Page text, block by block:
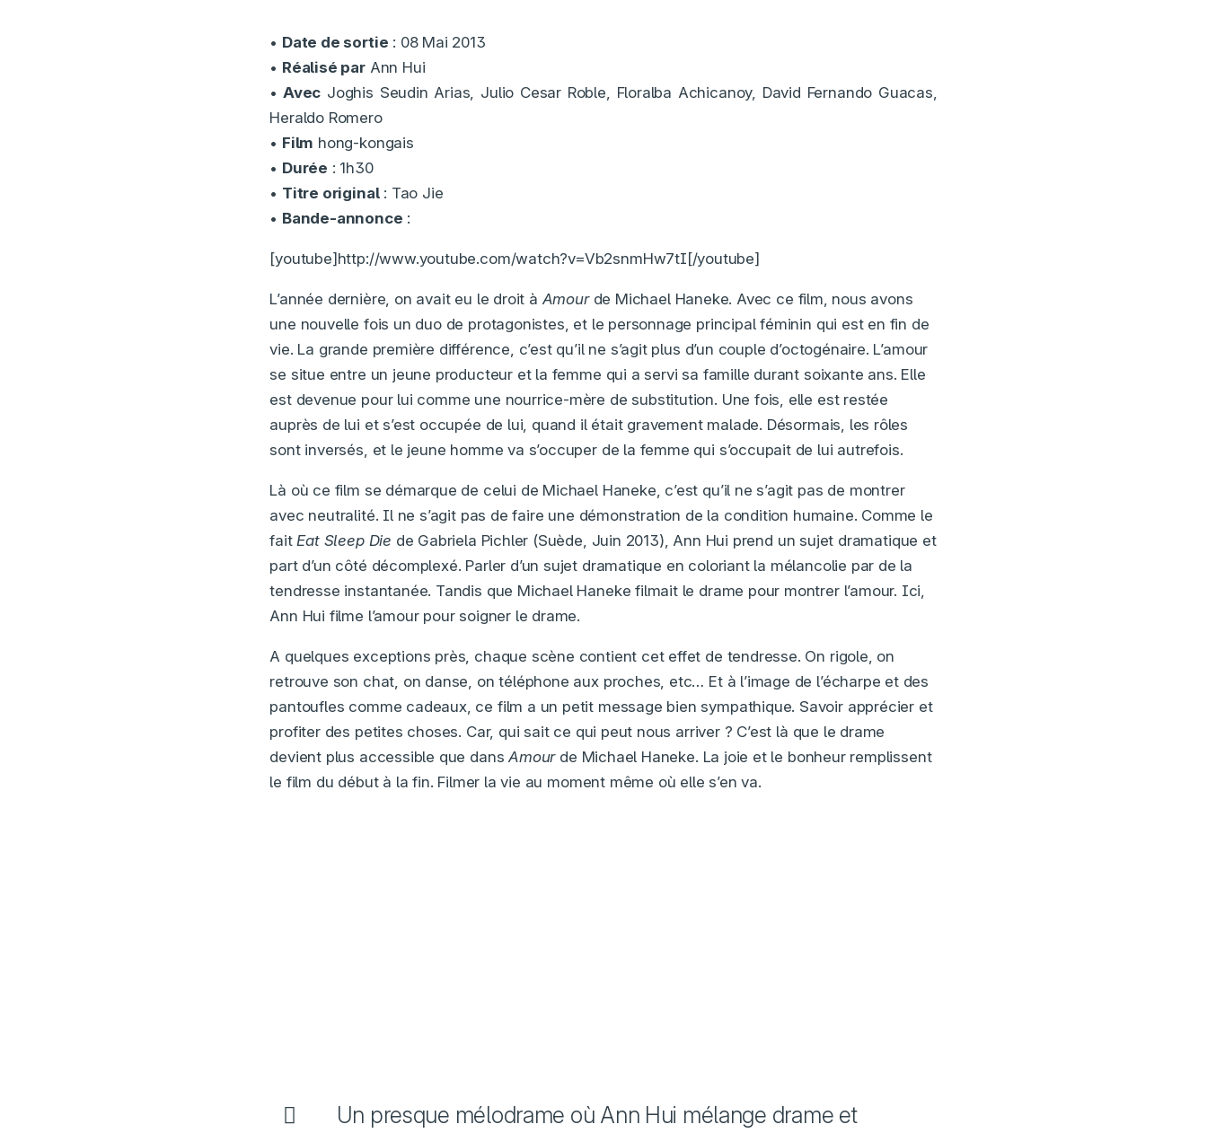
• Date de sortie : 08 Mai 2013
• Réalisé parAnn Hui
• Avec Joghis Seudin Arias, Julio Cesar Roble, Floralba Achicanoy, David Fernando Guacas,
Heraldo Romero
• Film hong-kongais
• Durée : 1h30
• Titre original: Tao Jie
• Bande-annonce :
[youtube]http://www.youtube.com/watch?v=Vb2snmHw7tI[/youtube]
L’année dernière, on avait eu le droit à Amourde Michael Haneke. Avec ce film, nous avons
une nouvelle fois un duo de protagonistes, et le personnage principal féminin qui est en fin de
vie. La grande première différence, c’est qu’il ne s’agit plus d’un couple d’octogénaire. L’amour
se situe entre un jeune producteur et la femme qui a servi sa famille durant soixante ans. Elle
est devenue pour lui comme une nourrice-mère de substitution. Une fois, elle est restée
auprès de lui et s’est occupée de lui, quand il était gravement malade. Désormais, les rôles
sont inversés, et le jeune homme va s’occuper de la femme qui s’occupait de lui autrefois.
Là où ce film se démarque de celui de Michael Haneke, c’est qu’il ne s’agit pas de montrer
avec neutralité. Il ne s’agit pas de faire une démonstration de la condition humaine. Comme le
fait Eat Sleep Die de Gabriela Pichler (Suède, Juin 2013), Ann Hui prend un sujet dramatique et
part d’un côté décomplexé. Parler d’un sujet dramatique en coloriant la mélancolie par de la
tendresse instantanée. Tandis que Michael Haneke filmait le drame pour montrer l’amour. Ici,
Ann Hui filme l’amour pour soigner le drame.
A quelques exceptions près, chaque scène contient cet effet de tendresse. On rigole, on
retrouve son chat, on danse, on téléphone aux proches, etc… Et à l’image de l’écharpe et des
pantoufles comme cadeaux, ce film a un petit message bien sympathique. Savoir apprécier et
profiter des petites choses. Car, qui sait ce qui peut nous arriver ? C’est là que le drame
devient plus accessible que dansAmourde Michael Haneke. La joie et le bonheur remplissent
le film du début à la fin. Filmer la vie au moment même où elle s’en va.
Un presque mélodrame où Ann Hui mélange drame et